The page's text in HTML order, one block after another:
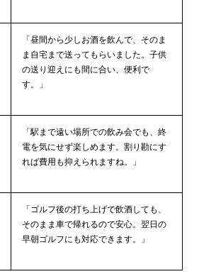
「昼間から少しお酒を飲んで、そのま
ま自宅まで送ってもらいました。子供
の送り迎えにも間に合い、便利で
す。」
「駅まで遠い場所での飲み会でも、終
電を気にせず楽しめます。割り勘にす
れば費用も抑えられますね。」
「ゴルフ後の打ち上げで飲酒しても、
そのまま車で帰れるので安心。翌日の
早朝ゴルフにも対応できます。」